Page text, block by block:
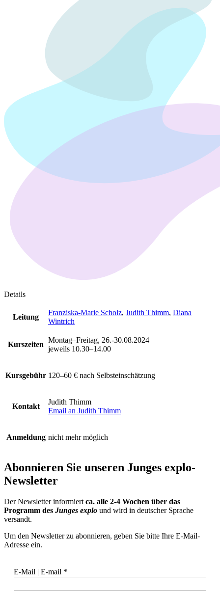
Details
Leitung
Franziska-Marie Scholz, Judith Thimm, Diana
Wintrich
Kurszeiten
Montag–Freitag, 26.-30.08.2024
jeweils 10.30–14.00
Kursgebühr 120–60 € nach Selbsteinschätzung
Kontakt
Judith Thimm
Email an Judith Thimm
Anmeldung nicht mehr möglich
Abonnieren Sie unseren Junges explo-
Newsletter
Der Newsletter informiert ca. alle 2-4 Wochen über das
Programm des Junges explo und wird in deutscher Sprache
versandt.
Um den Newsletter zu abonnieren, geben Sie bitte Ihre E-Mail-
Adresse ein.
E-Mail | E-mail *